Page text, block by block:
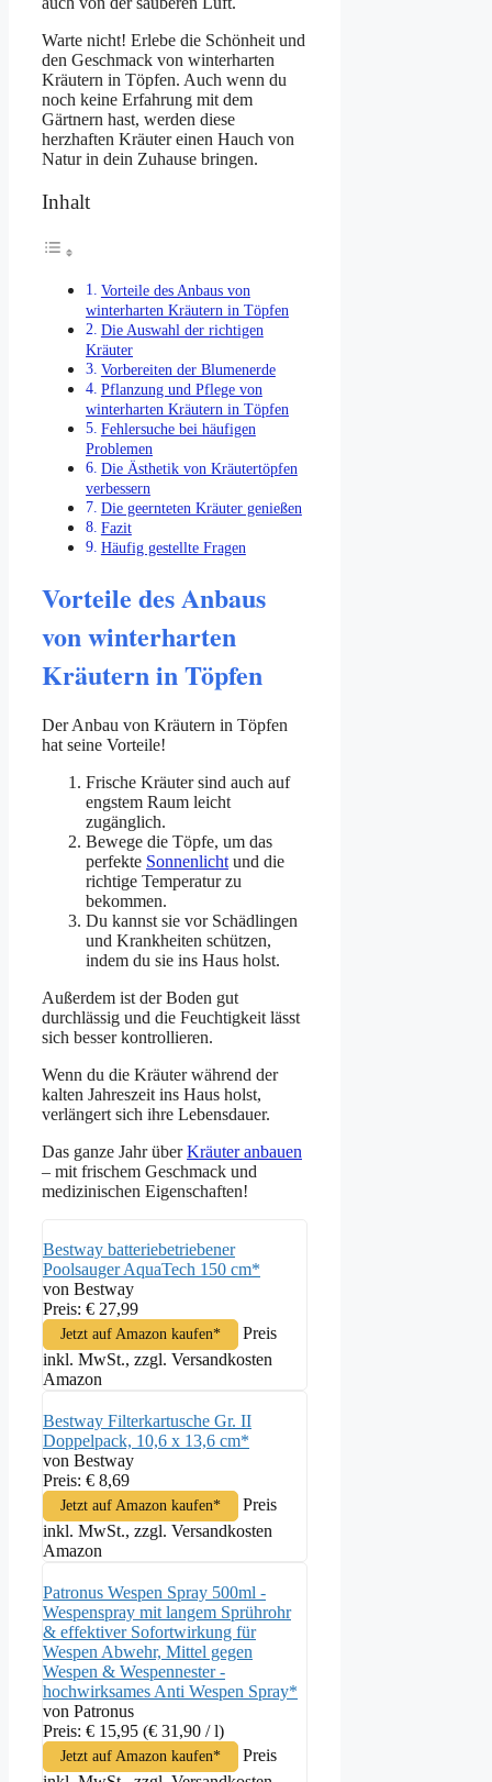
Warte nicht! Erlebe die Schönheit und
den Geschmack von winterharten
Kräutern in Töpfen. Auch wenn du
noch keine Erfahrung mit dem
Gärtnern hast, werden diese
herzhaften Kräuter einen Hauch von
Natur in dein Zuhause bringen.
Inhalt
Vorteile des Anbaus von
winterharten Kräutern in Töpfen
Die Auswahl der richtigen
Kräuter
Vorbereiten der Blumenerde
Pflanzung und Pflege von
winterharten Kräutern in Töpfen
Fehlersuche bei häufigen
Problemen
Die Ästhetik von Kräutertöpfen
verbessern
Die geernteten Kräuter genießen
Fazit
Häufig gestellte Fragen
Vorteile des Anbaus
von winterharten
Kräutern in Töpfen
Der Anbau von Kräutern in Töpfen
hat seine Vorteile!
Frische Kräuter sind auch auf
engstem Raum leicht
zugänglich.
Bewege die Töpfe, um das
perfekte Sonnenlicht und die
richtige Temperatur zu
bekommen.
Du kannst sie vor Schädlingen
und Krankheiten schützen,
indem du sie ins Haus holst.
Außerdem ist der Boden gut
durchlässig und die Feuchtigkeit lässt
sich besser kontrollieren.
Wenn du die Kräuter während der
kalten Jahreszeit ins Haus holst,
verlängert sich ihre Lebensdauer.
Das ganze Jahr überKräuter anbauen
– mit frischem Geschmack und
medizinischen Eigenschaften!
Bestway batteriebetriebener
Poolsauger AquaTech 150 cm*
von Bestway
Preis: € 27,99
Jetzt auf Amazon kaufen*
Preis
inkl. MwSt., zzgl. Versandkosten
Amazon
Bestway Filterkartusche Gr. II
Doppelpack, 10,6 x 13,6 cm*
von Bestway
Preis: € 8,69
Jetzt auf Amazon kaufen*
Preis
inkl. MwSt., zzgl. Versandkosten
Amazon
Patronus Wespen Spray 500ml -
Wespenspray mit langem Sprührohr
& effektiver Sofortwirkung für
Wespen Abwehr, Mittel gegen
Wespen & Wespennester -
hochwirksames Anti Wespen Spray*
von Patronus
Preis: € 15,95 (€ 31,90 / l)
Jetzt auf Amazon kaufen*
Preis